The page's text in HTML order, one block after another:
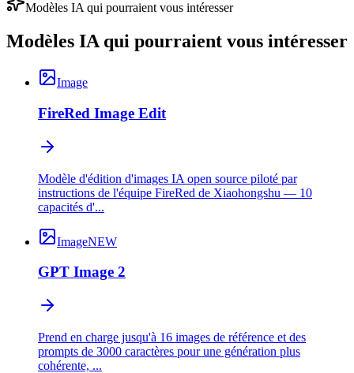
Modèles IA qui pourraient vous intéresser
Modèles IA qui pourraient vous intéresser
Image
FireRed Image Edit
Modèle d'édition d'images IA open source piloté par
instructions de l'équipe FireRed de Xiaohongshu — 10
capacités d'...
ImageNEW
GPT Image 2
Prend en charge jusqu'à 16 images de référence et des
prompts de 3000 caractères pour une génération plus
cohérente, ...